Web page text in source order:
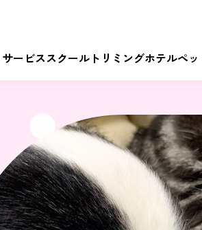
サービススクール トリミングホテルペ